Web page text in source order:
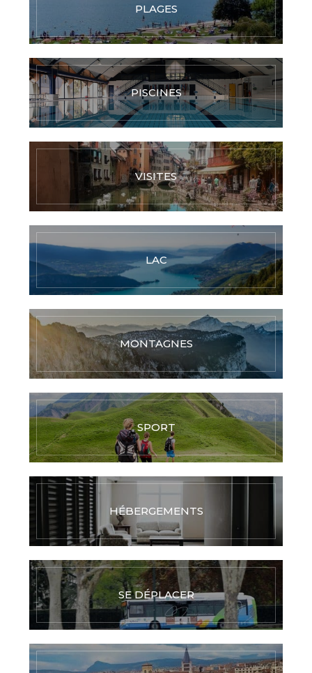
PLAGES
PISCINES
VISITES
LAC
MONTAGNES
SPORT
HÉBERGEMENTS
SE DÉPLACER